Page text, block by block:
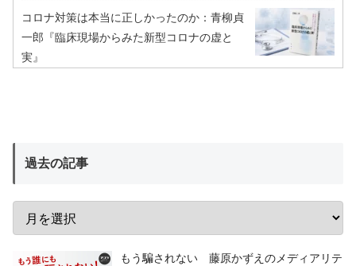
コロナ対策は本当に正しかったのか：青柳貞
一郎『臨床現場からみた新型コロナの虚と
実』
過去の記事
もう騙されない 藤原かずえのメディアリテ